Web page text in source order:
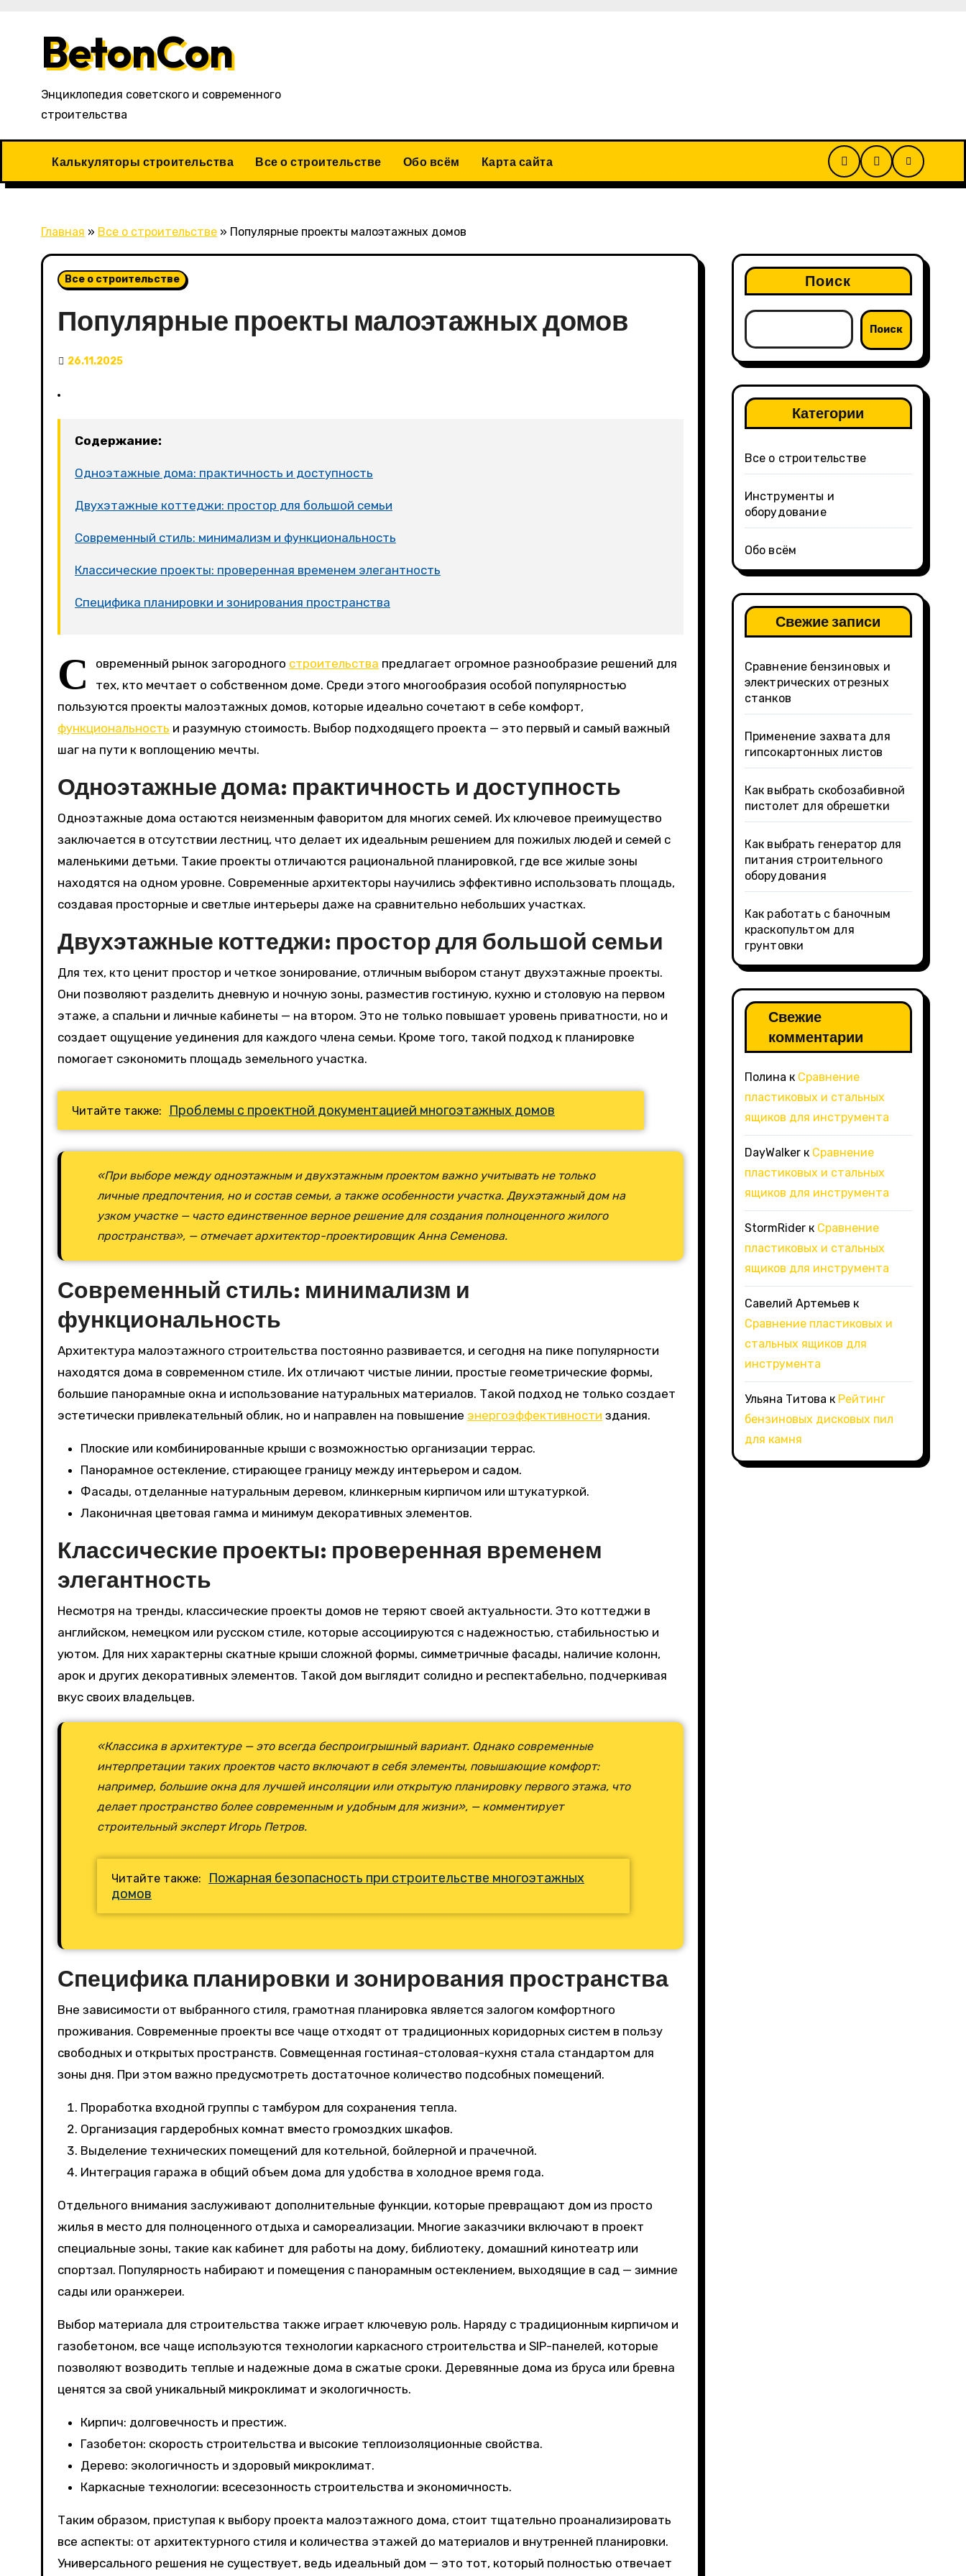
содержимомуBetonCon
Энциклопедия советского и современного
строительства
Калькуляторы строительства Все о строительстве Обо всём Карта сайта
Главная » Все о строительстве » Популярные проекты малоэтажных домов
Все о строительстве
Популярные проекты малоэтажных домов
26.11.2025
Содержание:
Одноэтажные дома: практичность и доступность
Двухэтажные коттеджи: простор для большой семьи
Современный стиль: минимализм и функциональность
Классические проекты: проверенная временем элегантность
Специфика планировки и зонирования пространства
С овременный рынок загородного строительства предлагает огромное разнообразие решений для
тех, кто мечтает о собственном доме. Среди этого многообразия особой популярностью
пользуются проекты малоэтажных домов, которые идеально сочетают в себе комфорт,
функциональность и разумную стоимость. Выбор подходящего проекта — это первый и самый важный
шаг на пути к воплощению мечты.
Одноэтажные дома: практичность и доступность
Одноэтажные дома остаются неизменным фаворитом для многих семей. Их ключевое преимущество
заключается в отсутствии лестниц, что делает их идеальным решением для пожилых людей и семей с
маленькими детьми. Такие проекты отличаются рациональной планировкой, где все жилые зоны
находятся на одном уровне. Современные архитекторы научились эффективно использовать площадь,
создавая просторные и светлые интерьеры даже на сравнительно небольших участках.
Двухэтажные коттеджи: простор для большой семьи
Для тех, кто ценит простор и четкое зонирование, отличным выбором станут двухэтажные проекты.
Они позволяют разделить дневную и ночную зоны, разместив гостиную, кухню и столовую на первом
этаже, а спальни и личные кабинеты — на втором. Это не только повышает уровень приватности, но и
создает ощущение уединения для каждого члена семьи. Кроме того, такой подход к планировке
помогает сэкономить площадь земельного участка.
Читайте также: Проблемы с проектной документацией многоэтажных домов
«При выборе между одноэтажным и двухэтажным проектом важно учитывать не только
личные предпочтения, но и состав семьи, а также особенности участка. Двухэтажный дом на
узком участке — часто единственное верное решение для создания полноценного жилого
пространства», — отмечает архитектор-проектировщик Анна Семенова.
Современный стиль: минимализм и
функциональность
Архитектура малоэтажного строительства постоянно развивается, и сегодня на пике популярности
находятся дома в современном стиле. Их отличают чистые линии, простые геометрические формы,
большие панорамные окна и использование натуральных материалов. Такой подход не только создает
эстетически привлекательный облик, но и направлен на повышение энергоэффективности здания.
Плоские или комбинированные крыши с возможностью организации террас.
Панорамное остекление, стирающее границу между интерьером и садом.
Фасады, отделанные натуральным деревом, клинкерным кирпичом или штукатуркой.
Лаконичная цветовая гамма и минимум декоративных элементов.
Классические проекты: проверенная временем
элегантность
Несмотря на тренды, классические проекты домов не теряют своей актуальности. Это коттеджи в
английском, немецком или русском стиле, которые ассоциируются с надежностью, стабильностью и
уютом. Для них характерны скатные крыши сложной формы, симметричные фасады, наличие колонн,
арок и других декоративных элементов. Такой дом выглядит солидно и респектабельно, подчеркивая
вкус своих владельцев.
«Классика в архитектуре — это всегда беспроигрышный вариант. Однако современные
интерпретации таких проектов часто включают в себя элементы, повышающие комфорт:
например, большие окна для лучшей инсоляции или открытую планировку первого этажа, что
делает пространство более современным и удобным для жизни», — комментирует
строительный эксперт Игорь Петров.
Читайте также:
Пожарная безопасность при строительстве многоэтажных
домов
Специфика планировки и зонирования пространства
Вне зависимости от выбранного стиля, грамотная планировка является залогом комфортного
проживания. Современные проекты все чаще отходят от традиционных коридорных систем в пользу
свободных и открытых пространств. Совмещенная гостиная-столовая-кухня стала стандартом для
зоны дня. При этом важно предусмотреть достаточное количество подсобных помещений.
Проработка входной группы с тамбуром для сохранения тепла.
Организация гардеробных комнат вместо громоздких шкафов.
Выделение технических помещений для котельной, бойлерной и прачечной.
Интеграция гаража в общий объем дома для удобства в холодное время года.
Отдельного внимания заслуживают дополнительные функции, которые превращают дом из просто
жилья в место для полноценного отдыха и самореализации. Многие заказчики включают в проект
специальные зоны, такие как кабинет для работы на дому, библиотеку, домашний кинотеатр или
спортзал. Популярность набирают и помещения с панорамным остеклением, выходящие в сад — зимние
сады или оранжереи.
Выбор материала для строительства также играет ключевую роль. Наряду с традиционным кирпичом и
газобетоном, все чаще используются технологии каркасного строительства и SIP-панелей, которые
позволяют возводить теплые и надежные дома в сжатые сроки. Деревянные дома из бруса или бревна
ценятся за свой уникальный микроклимат и экологичность.
Кирпич: долговечность и престиж.
Газобетон: скорость строительства и высокие теплоизоляционные свойства.
Дерево: экологичность и здоровый микроклимат.
Каркасные технологии: всесезонность строительства и экономичность.
Таким образом, приступая к выбору проекта малоэтажного дома, стоит тщательно проанализировать
все аспекты: от архитектурного стиля и количества этажей до материалов и внутренней планировки.
Универсального решения не существует, ведь идеальный дом — это тот, который полностью отвечает
Поиск
Поиск
Категории
Все о строительстве
Инструменты и
оборудование
Обо всём
Свежие записи
Сравнение бензиновых и
электрических отрезных
станков
Применение захвата для
гипсокартонных листов
Как выбрать скобозабивной
пистолет для обрешетки
Как выбрать генератор для
питания строительного
оборудования
Как работать с баночным
краскопультом для
грунтовки
Свежие
комментарии
Полина к Сравнение
пластиковых и стальных
ящиков для инструмента
DayWalkerк Сравнение
пластиковых и стальных
ящиков для инструмента
StormRiderк Сравнение
пластиковых и стальных
ящиков для инструмента
Савелий Артемьев к
Сравнение пластиковых и
стальных ящиков для
инструмента
Ульяна Титова к Рейтинг
бензиновых дисковых пил
для камня